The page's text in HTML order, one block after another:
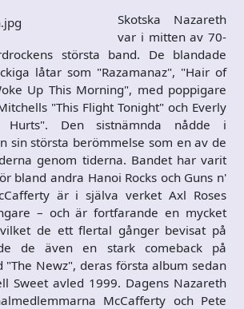
Skotska Nazareth
var i mitten av 70-
största band. De blandade
låtar som "Razamanaz", "Hair of
Up This Morning", med poppigare
"This Flight Tonight" och Everly
Hurts". Den sistnämnda nådde i
sin största berömmelse som en av de
genom tiderna. Bandet har varit
bland andra Hanoi Rocks och Guns n'
är i själva verket Axl Roses
– och är fortfarande en mycket
de ett flertal gånger bevisat på
de även en stark comeback på
"The Newz", deras första album sedan
Sweet avled 1999. Dagens Nazareth
McCafferty och Pete